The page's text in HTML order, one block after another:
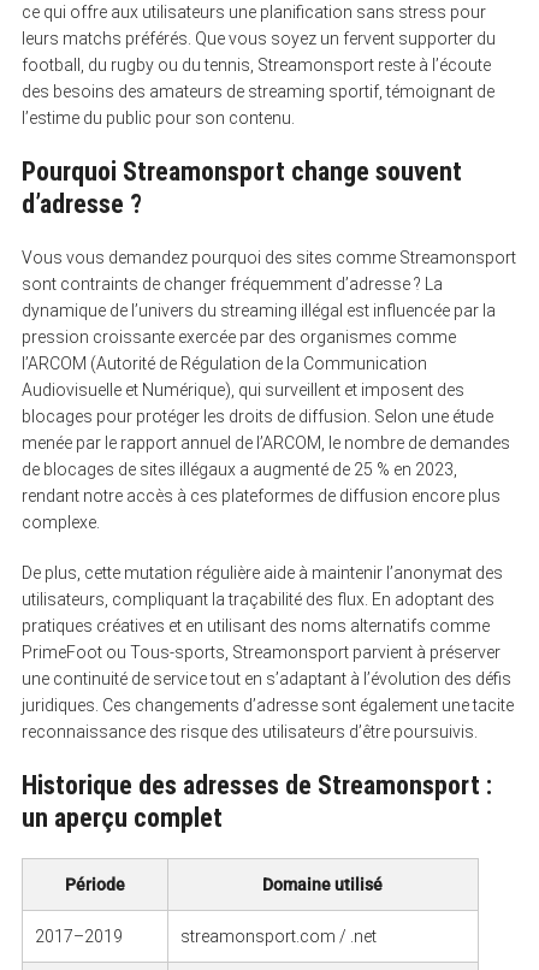
ce qui offre aux utilisateurs une planification sans stress pour
leurs matchs préférés. Que vous soyez un fervent supporter du
football, du rugby ou du tennis, Streamonsport reste à l’écoute
des besoins des amateurs de streaming sportif, témoignant de
l’estime du public pour son contenu.
Pourquoi Streamonsport change souvent
d’adresse ?
Vous vous demandez pourquoi des sites comme Streamonsport
sont contraints de changer fréquemment d’adresse ? La
dynamique de l’univers du streaming illégal est influencée par la
pression croissante exercée par des organismes comme
l’ARCOM (Autorité de Régulation de la Communication
Audiovisuelle et Numérique), qui surveillent et imposent des
blocages pour protéger les droits de diffusion. Selon une étude
menée par le rapport annuel de l’ARCOM, le nombre de demandes
de blocages de sites illégaux a augmenté de 25 % en 2023,
rendant notre accès à ces plateformes de diffusion encore plus
complexe.
De plus, cette mutation régulière aide à maintenir l’anonymat des
utilisateurs, compliquant la traçabilité des flux. En adoptant des
pratiques créatives et en utilisant des noms alternatifs comme
PrimeFoot ou Tous-sports, Streamonsport parvient à préserver
une continuité de service tout en s’adaptant à l’évolution des défis
juridiques. Ces changements d’adresse sont également une tacite
reconnaissance des risque des utilisateurs d’être poursuivis.
Historique des adresses de Streamonsport :
un aperçu complet
Période Domaine utilisé
2017–2019 streamonsport.com / .net